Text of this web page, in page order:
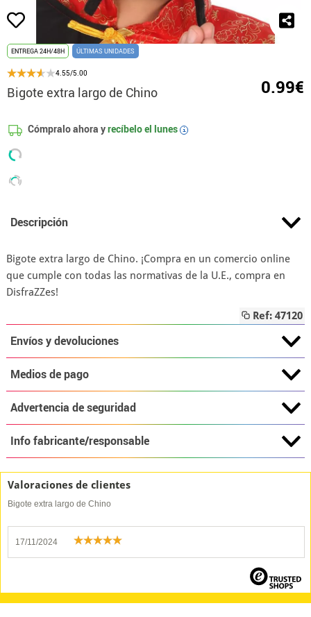
ENTREGA 24H/48H ÚLTIMAS UNIDADES
4.55/5.00
Bigote extra largo de Chino 0.99€
Cómpralo ahora yrecíbelo el lunes i
Descripción
Bigote extra largo de Chino. ¡Compra en un comercio online
que cumple con todas las normativas de la U.E., compra en
DisfraZZes!
Ref: 47120
Envíos y devoluciones
Medios de pago
Advertencia de seguridad
Info fabricante/responsable
Valoraciones de clientes
Bigote extra largo de Chino
17/11/2024